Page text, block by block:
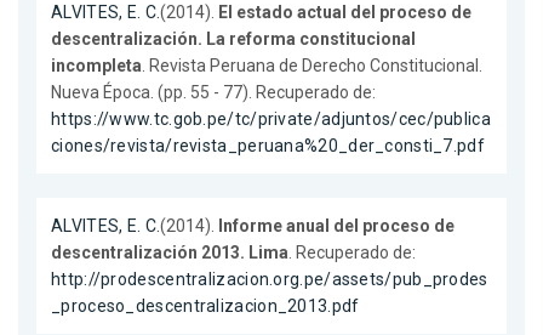
ALVITES, E. C.(2014). El estado actual del proceso de
descentralización. La reforma constitucional
incompleta. Revista Peruana de Derecho Constitucional.
Nueva Época. (pp. 55 - 77). Recuperado de:
https://www.tc.gob.pe/tc/private/adjuntos/cec/publica
ciones/revista/revista_peruana%20_der_consti_7.pdf
ALVITES, E. C.(2014). Informe anual del proceso de
descentralización 2013. Lima. Recuperado de:
http://prodescentralizacion.org.pe/assets/pub_prodes
_proceso_descentralizacion_2013.pdf